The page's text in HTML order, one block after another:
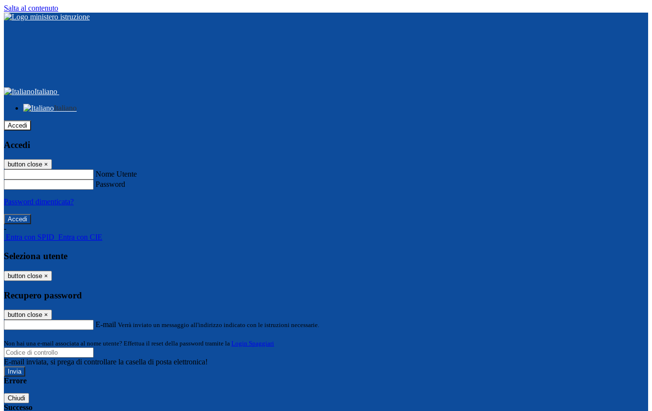
Salta al contenuto
Italiano
Italiano
Accedi
Accedi
button close ×
Nome Utente
Password
Password dimenticata?
-
Entra con SPID Entra con CIE
Seleziona utente
button close ×
Recupero password
button close ×
E-mail Verrà inviato un messaggio all'indirizzo indicato con le istruzioni necessarie.
Non hai una e-mail associata al nome utente? Effettua il reset della password tramite la Login Spaggiari
E-mail inviata, si prega di controllare la casella di posta elettronica!
Errore
Chiudi
Successo